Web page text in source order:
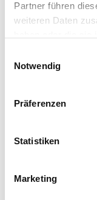
Partner führen
weiteren Daten
Notwendig
Präferenzen
Statistiken
Marketing